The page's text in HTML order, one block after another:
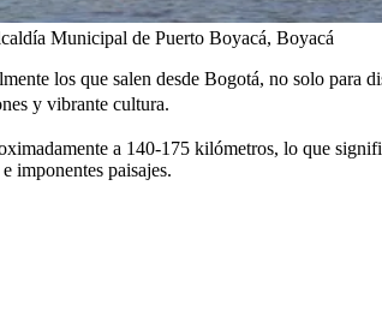
Municipal de Puerto Boyacá, Boyacá
los que salen desde Bogotá, no solo para
y vibrante cultura.
a 140-175 kilómetros, lo que
imponentes paisajes.